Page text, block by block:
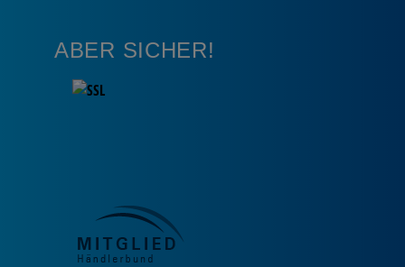
ABER SICHER!